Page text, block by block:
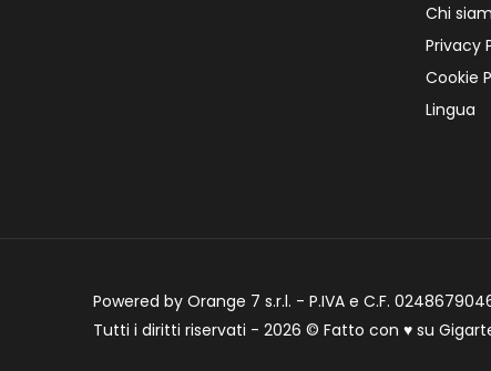
Chi
Privacy
Cookie
Lingua
Powered by Orange 7 s.r.l. - P.IVA e C.F.
Tutti i diritti riservati - 2026 © Fatto con ♥ su